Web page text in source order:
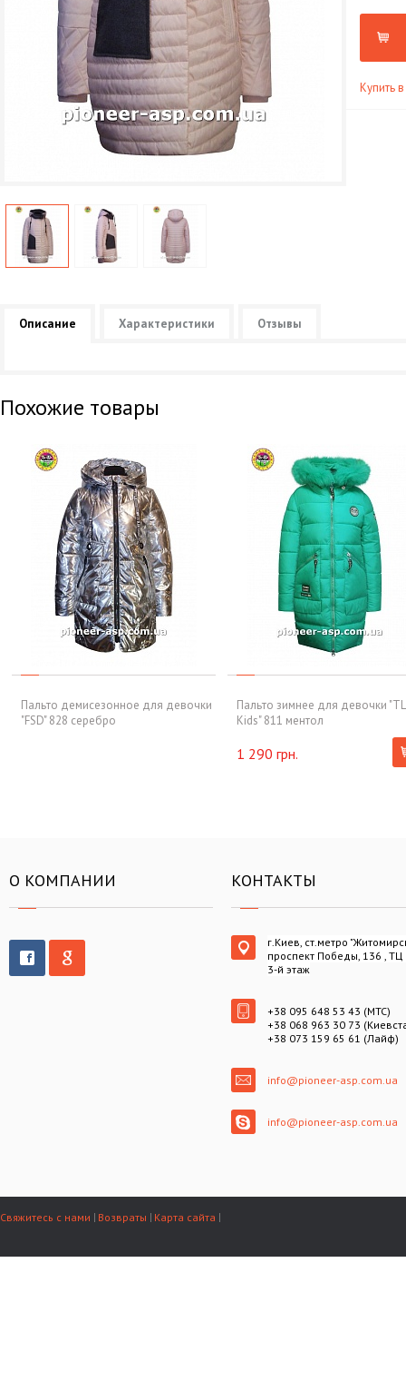
Купить
Описание Характеристики Отзывы
Похожие товары
Пальто демисезонное для девочки
"FSD" 828 серебро
Пальто зимнее для девочки
Kids" 811 ментол
1 290 грн.
О КОМПАНИИ КОНТАКТЫ
г.Киев, ст.метро
проспект Победы, 136 , ТЦ
3-й этаж
+38 095 648 53 43 (МТС)
+38 068 963 30 73
+38 073 159 65 61 (Лайф)
info@pioneer-asp.com.ua
info@pioneer-asp.com.ua
Свяжитесь с нами Возвраты Карта сайта